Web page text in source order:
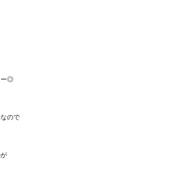
ー◎
ので